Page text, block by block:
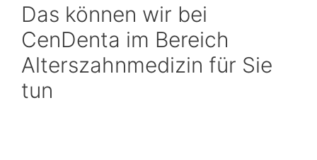
Das können wir bei
CenDenta im Bereich
Alterszahnmedizin für Sie
tun